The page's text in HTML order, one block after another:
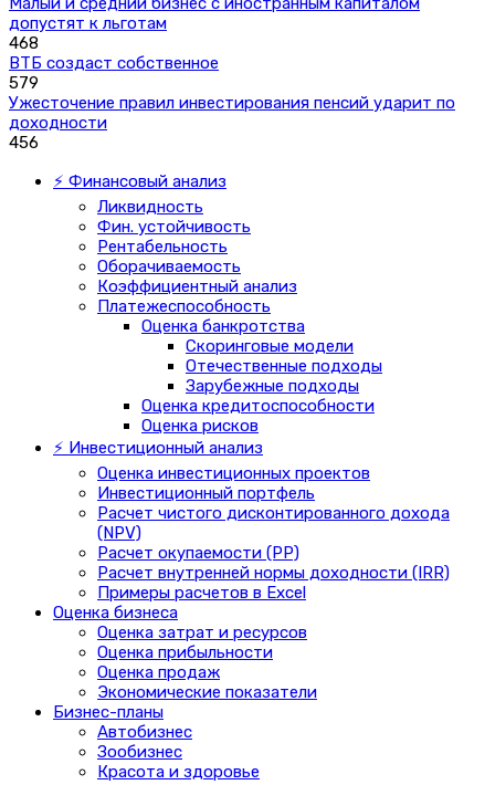
допустят к льготам
468
ВТБ создаст собственное
579
Ужесточение правил инвестирования пенсий ударит по
доходности
456
⚡ Финансовый анализ
Ликвидность
Фин. устойчивость
Рентабельность
Оборачиваемость
Коэффициентный анализ
Платежеспособность
Оценка банкротства
Скоринговые модели
Отечественные подходы
Зарубежные подходы
Оценка кредитоспособности
Оценка рисков
⚡ Инвестиционный анализ
Оценка инвестиционных проектов
Инвестиционный портфель
Расчет чистого дисконтированного дохода
(NPV)
Расчет окупаемости (PP)
Расчет внутренней нормы доходности (IRR)
Примеры расчетов в Excel
Оценка бизнеса
Оценка затрат и ресурсов
Оценка прибыльности
Оценка продаж
Экономические показатели
Бизнес-планы
Автобизнес
Зообизнес
Красота и здоровье